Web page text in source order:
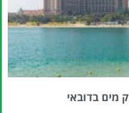
מים בדובאי